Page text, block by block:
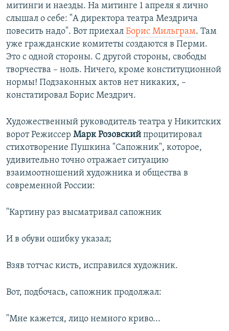
митинги и наезды. На митинге 1 апреля я лично
слышал о себе: "А директора театра Мездрича
повесить надо". Вот приехал Борис Мильграм. Там
уже гражданские комитеты создаются в Перми.
Это с одной стороны. С другой стороны, свободы
творчества – ноль. Ничего, кроме конституционной
нормы! Подзаконных актов нет никаких, –
констатировал Борис Мездрич.
Художественный руководитель театра у Никитских
ворот Режиссер Марк Розовский процитировал
стихотворение Пушкина "Сапожник", которое,
удивительно точно отражает ситуацию
взаимоотношений художника и общества в
современной России:
"Картину раз высматривал сапожник
И в обуви ошибку указал;
Взяв тотчас кисть, исправился художник.
Вот, подбочась, сапожник продолжал:
"Мне кажется, лицо немного криво...